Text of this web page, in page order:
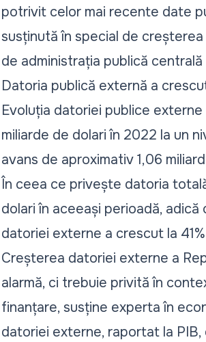
potrivit celor mai recente date
susținută în special de
de administrația publică centrală
Datoria publică externă a
Evoluția datoriei publice
miliarde de dolari în 2022 la un
avans de aproximativ 1,06
În ceea ce privește datoria
dolari în aceeași perioadă,
datoriei externe a crescut la
Creșterea datoriei externe a
alarmă, ci trebuie privită în
finanțare, susține experta în
datoriei externe, raportat la